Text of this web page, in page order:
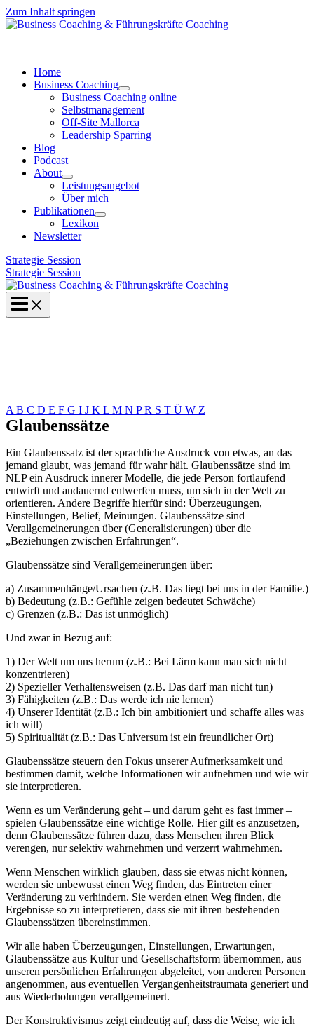
Zum Inhalt springen
Home
Business Coaching
Business Coaching online
Selbstmanagement
Off-Site Mallorca
Leadership Sparring
Blog
Podcast
About
Leistungsangebot
Über mich
Publikationen
Lexikon
Newsletter
Strategie Session
Strategie Session
A B C D E F G I J K L M N PR S T Ü W Z
Glaubenssätze
Ein Glaubenssatz ist der sprachliche Ausdruck von etwas, an das
jemand glaubt, was jemand für wahr hält. Glaubenssätze sind im
NLP ein Ausdruck innerer Modelle, die jede Person fortlaufend
entwirft und andauernd entwerfen muss, um sich in der Welt zu
orientieren. Andere Begriffe hierfür sind: Überzeugungen,
Einstellungen, Belief, Meinungen. Glaubenssätze sind
Verallgemeinerungen über (Generalisierungen) über die
„Beziehungen zwischen Erfahrungen“.
Glaubenssätze sind Verallgemeinerungen über:
a) Zusammenhänge/Ursachen (z.B. Das liegt bei uns in der Familie.)
b) Bedeutung (z.B.: Gefühle zeigen bedeutet Schwäche)
c) Grenzen (z.B.: Das ist unmöglich)
Und zwar in Bezug auf:
1) Der Welt um uns herum (z.B.: Bei Lärm kann man sich nicht
konzentrieren)
2) Spezieller Verhaltensweisen (z.B. Das darf man nicht tun)
3) Fähigkeiten (z.B.: Das werde ich nie lernen)
4) Unserer Identität (z.B.: Ich bin ambitioniert und schaffe alles was
ich will)
5) Spiritualität (z.B.: Das Universum ist ein freundlicher Ort)
Glaubenssätze steuern den Fokus unserer Aufmerksamkeit und
bestimmen damit, welche Informationen wir aufnehmen und wie wir
sie interpretieren.
Wenn es um Veränderung geht – und darum geht es fast immer –
spielen Glaubenssätze eine wichtige Rolle. Hier gilt es anzusetzen,
denn Glaubenssätze führen dazu, dass Menschen ihren Blick
verengen, nur selektiv wahrnehmen und verzerrt wahrnehmen.
Wenn Menschen wirklich glauben, dass sie etwas nicht können,
werden sie unbewusst einen Weg finden, das Eintreten einer
Veränderung zu verhindern. Sie werden einen Weg finden, die
Ergebnisse so zu interpretieren, dass sie mit ihren bestehenden
Glaubenssätzen übereinstimmen.
Wir alle haben Überzeugungen, Einstellungen, Erwartungen,
Glaubenssätze aus Kultur und Gesellschaftsform übernommen, aus
unseren persönlichen Erfahrungen abgeleitet, von anderen Personen
angenommen, aus eventuellen Vergangenheitstraumata generiert und
aus Wiederholungen verallgemeinert.
Der Konstruktivismus zeigt eindeutig auf, dass die Weise, wie ich